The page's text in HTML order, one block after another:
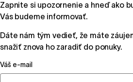
Zapnite si upozornenie a hneď ako
Vás budeme informovať.
Dáte nám tým vedieť, že máte
snažiť znova ho zaradiť do ponuky.
Váš e-mail